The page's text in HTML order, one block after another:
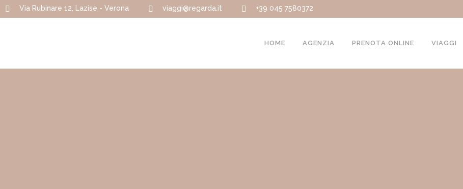
Via Rubinare 12, Lazise - Verona viaggi@regarda.it +39 045 7580372
HOME AGENZIA PRENOTA ONLINE VIAGGI